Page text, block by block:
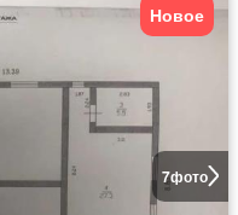
7фото
Новое